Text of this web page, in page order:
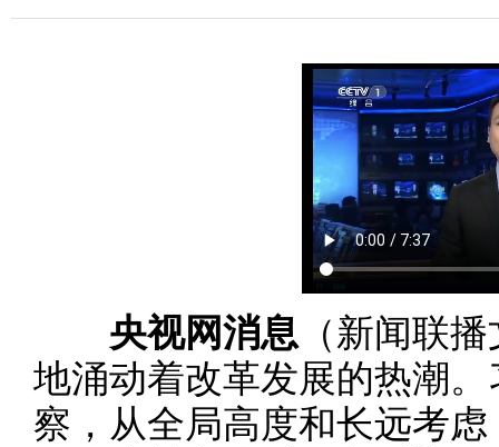
央视网消息 （新闻联
地涌动着改革发展的热潮
察，从全局高度和长远考